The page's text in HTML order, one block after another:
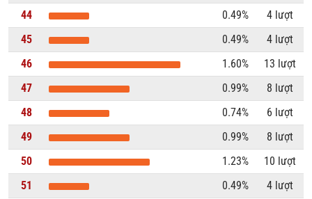
44
0.49%
4 lượt
45
0.49%
4 lượt
46
1.60%
13 lượt
47
0.99%
8 lượt
48
0.74%
6 lượt
49
0.99%
8 lượt
50
1.23%
10 lượt
51
0.49%
4 lượt